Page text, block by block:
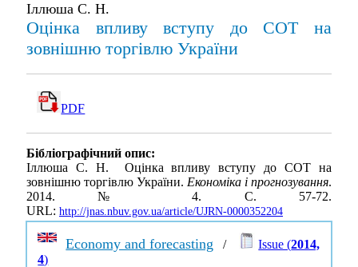
Іллюша С. Н.
Оцінка впливу вступу до СОТ на
зовнішню торгівлю України
PDF
Бібліографічний опис:
Іллюша С. Н. Оцінка впливу вступу до СОТ на
зовнішню торгівлю України. Економіка і прогнозування.
2014. № 4. С. 57-72.
URL: http://jnas.nbuv.gov.ua/article/UJRN-0000352204
Economy and forecasting / Issue (2014,
4)